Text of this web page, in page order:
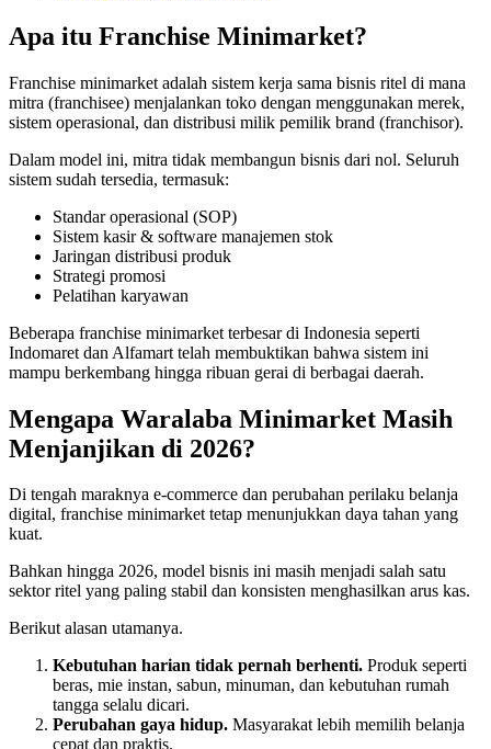
Apa itu Franchise Minimarket?
Franchise minimarket adalah sistem kerja sama bisnis ritel di mana
mitra (franchisee) menjalankan toko dengan menggunakan merek,
sistem operasional, dan distribusi milik pemilik brand (franchisor).
Dalam model ini, mitra tidak membangun bisnis dari nol. Seluruh
sistem sudah tersedia, termasuk:
Standar operasional (SOP)
Sistem kasir & software manajemen stok
Jaringan distribusi produk
Strategi promosi
Pelatihan karyawan
Beberapa franchise minimarket terbesar di Indonesia seperti
Indomaret dan Alfamart telah membuktikan bahwa sistem ini
mampu berkembang hingga ribuan gerai di berbagai daerah.
Mengapa Waralaba Minimarket Masih
Menjanjikan di 2026?
Di tengah maraknya e-commerce dan perubahan perilaku belanja
digital, franchise minimarket tetap menunjukkan daya tahan yang
kuat.
Bahkan hingga 2026, model bisnis ini masih menjadi salah satu
sektor ritel yang paling stabil dan konsisten menghasilkan arus kas.
Berikut alasan utamanya.
Kebutuhan harian tidak pernah berhenti. Produk seperti
beras, mie instan, sabun, minuman, dan kebutuhan rumah
tangga selalu dicari.
Perubahan gaya hidup. Masyarakat lebih memilih belanja
cepat dan praktis.